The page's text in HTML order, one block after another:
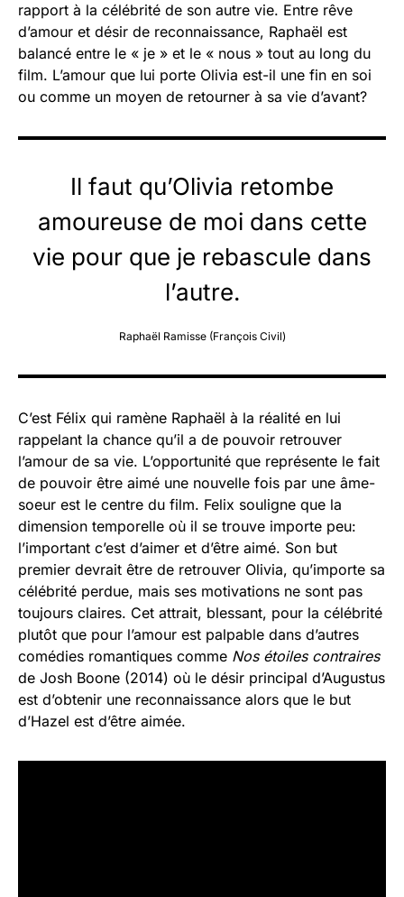
rapport à la célébrité de son autre vie. Entre rêve
d’amour et désir de reconnaissance, Raphaël est
balancé entre le « je » et le « nous » tout au long du
film. L’amour que lui porte Olivia est-il une fin en soi
ou comme un moyen de retourner à sa vie d’avant?
Il faut qu’Olivia retombe
amoureuse de moi dans cette
vie pour que je rebascule dans
l’autre.
Raphaël Ramisse (François Civil)
C’est Félix qui ramène Raphaël à la réalité en lui
rappelant la chance qu’il a de pouvoir retrouver
l’amour de sa vie. L’opportunité que représente le fait
de pouvoir être aimé une nouvelle fois par une âme-
soeur est le centre du film. Felix souligne que la
dimension temporelle où il se trouve importe peu:
l’important c’est d’aimer et d’être aimé. Son but
premier devrait être de retrouver Olivia, qu’importe sa
célébrité perdue, mais ses motivations ne sont pas
toujours claires. Cet attrait, blessant, pour la célébrité
plutôt que pour l’amour est palpable dans d’autres
comédies romantiques comme Nos étoiles contraires
de Josh Boone (2014) où le désir principal d’Augustus
est d’obtenir une reconnaissance alors que le but
d’Hazel est d’être aimée.